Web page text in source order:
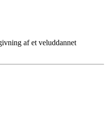
af et veluddannet